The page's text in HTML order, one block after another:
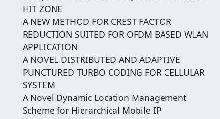
HIT ZONE
A NEW METHOD FOR CREST FACTOR
REDUCTION SUITED FOR OFDM BASED WLAN
APPLICATION
A NOVEL DISTRIBUTED AND ADAPTIVE
PUNCTURED TURBO CODING FOR CELLULAR
SYSTEM
A Novel Dynamic Location Management
Scheme for Hierarchical Mobile IP